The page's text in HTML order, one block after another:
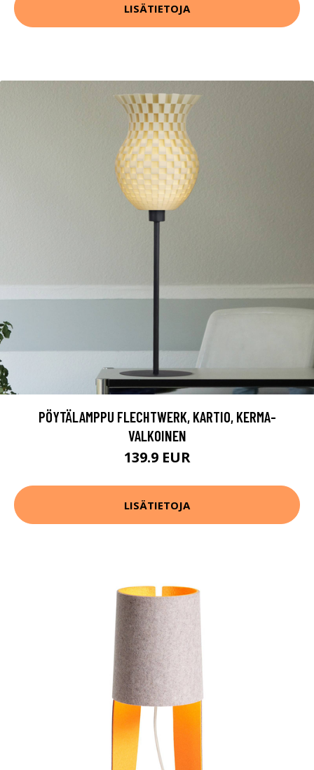
LISÄTIETOJA
PÖYTÄLAMPPU FLECHTWERK, KARTIO, KERMA-
VALKOINEN
139.9 EUR
LISÄTIETOJA